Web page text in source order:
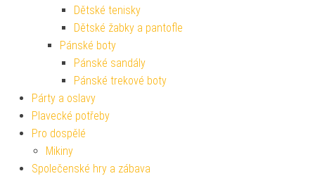
Dětské tenisky
Dětské žabky a pantofle
Pánské boty
Pánské sandály
Pánské trekové boty
Párty a oslavy
Plavecké potřeby
Pro dospělé
Mikiny
Společenské hry a zábava